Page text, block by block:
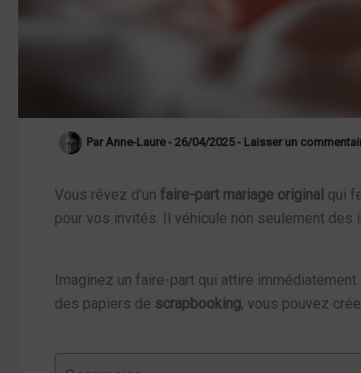
Par Anne-Laure- 26/04/2025- Laisser un
Vous rêvez d’un faire-part mariage original qui
pour vos invités. Il véhicule non seulement
Imaginez un faire-part qui attire
des papiers de scrapbooking, vous pouvez